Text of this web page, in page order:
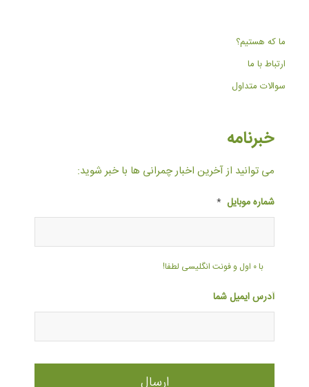
ما که هستیم؟
ارتباط با ما
سوالات متداول
خبرنامه
می توانید از آخرین اخبار چمرانی ها با خبر شوید:
شماره موبایل *
با ۰ اول و فونت انگلیسی لطفا!
آدرس ایمیل شما